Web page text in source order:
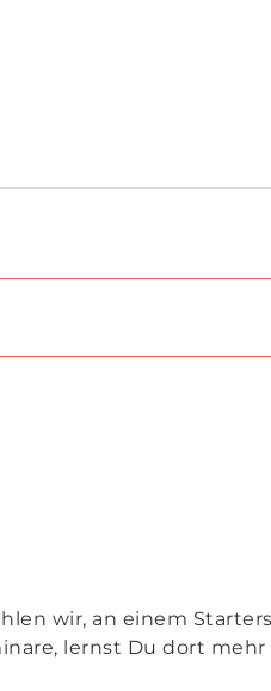
wir, an einem
lernst Du dort mehr